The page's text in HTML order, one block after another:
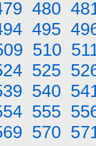
480
495
510
525
540
555
570